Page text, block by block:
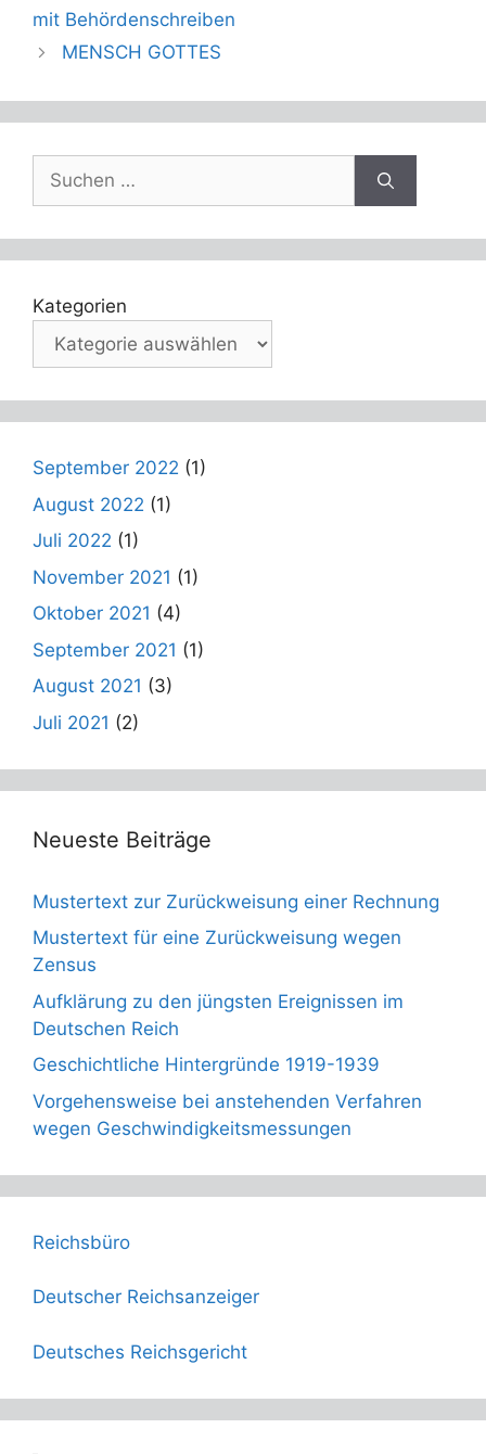
mit Behördenschreiben
MENSCH GOTTES
Suche
nach:
Kategorien
September 2022 (1)
August 2022 (1)
Juli 2022 (1)
November 2021 (1)
Oktober 2021 (4)
September 2021 (1)
August 2021 (3)
Juli 2021 (2)
Neueste Beiträge
Mustertext zur Zurückweisung einer Rechnung
Mustertext für eine Zurückweisung wegen
Zensus
Aufklärung zu den jüngsten Ereignissen im
Deutschen Reich
Geschichtliche Hintergründe 1919-1939
Vorgehensweise bei anstehenden Verfahren
wegen Geschwindigkeitsmessungen
Reichsbüro
Deutscher Reichsanzeiger
Deutsches Reichsgericht